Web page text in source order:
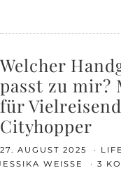
Welcher
passt zu mir?
für
Cityhopper
27. AUGUST 2025
WEISSE
3